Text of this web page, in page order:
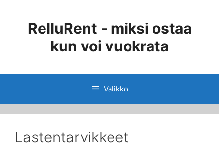
RelluRent - miksi ostaa
kun voi vuokrata
Valikko
Lastentarvikkeet